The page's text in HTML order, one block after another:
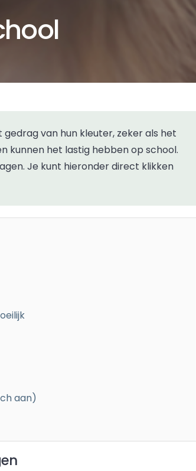
kunnen het lastig hebben op school.
Je kunt hieronder direct klikken
aan)